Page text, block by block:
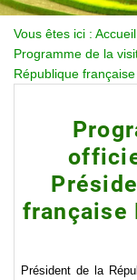
Vous êtes ici : Accueil
Programme de la
République
française
Président de la